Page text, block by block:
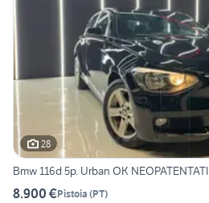
28
Bmw 116d 5p. Urban OK NEOPATENTATI
8.900 €Pistoia (PT)